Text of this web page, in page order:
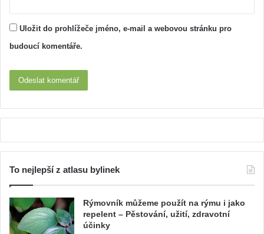
Uložit do prohlížeče jméno, e-mail a webovou stránku pro
budoucí komentáře.
To nejlepší z atlasu bylinek
Rýmovník můžeme použít na rýmu i jako
repelent – Pěstování, užití, zdravotní
účinky